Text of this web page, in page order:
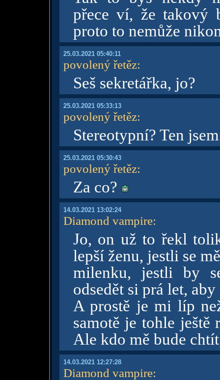
přece ví, že takový
proto to nemůže
25.03.2021 05:40:11
povolený řetěz:
Seš sekretářka, jo?
25.03.2021 05:33:13
povolený řetěz:
Stereotypní? Ten
25.03.2021 05:30:43
povolený řetěz:
Za co?
14.03.2021 13:02:24
Diamond vampire:
Jo, on už to řekl
lepší ženu, jestli se
milenku, jestli by
odsedět si prá let,
A prostě je mi líp
samotě je tohle
Ale kdo mě bude
14.03.2021 12:27:28
Diamond vampire: